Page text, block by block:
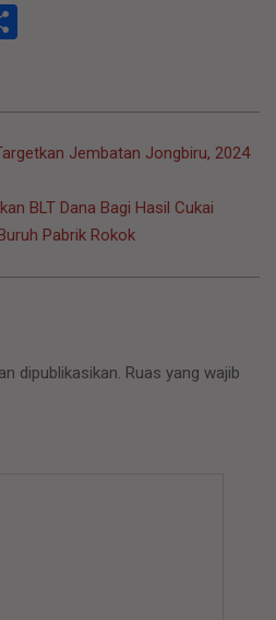
Jembatan Jongbiru, 2024
BLT Dana Bagi Hasil Cukai
Pabrik Rokok
dipublikasikan. Ruas yang wajib